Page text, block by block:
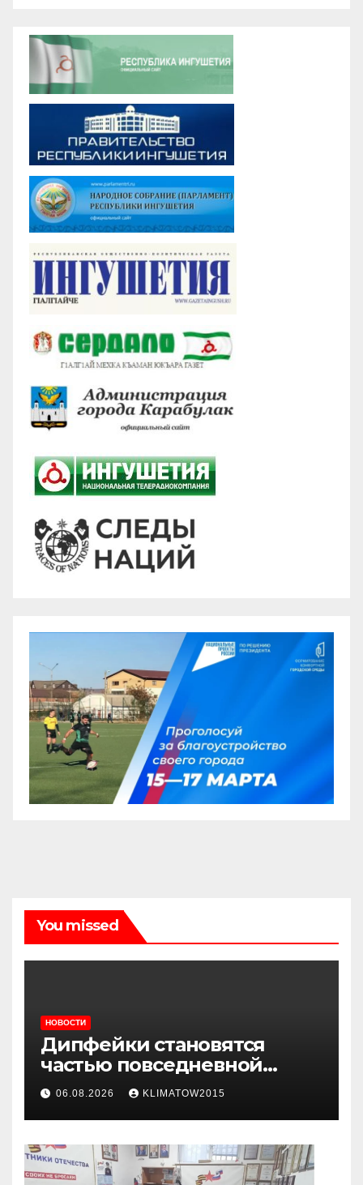
You missed
НОВОСТИ
Дипфейки становятся
частью повседневной
жизни: почему жителям
Ингушетии важно быть
внимательнее
06.08.2026 KLIMATOW2015